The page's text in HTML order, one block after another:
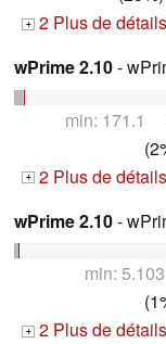
+ 2 Plus de détails
wPrime 2.10-
min: 171.1
+ 2 Plus de détails
wPrime 2.10-
min:
+ 2 Plus de détails